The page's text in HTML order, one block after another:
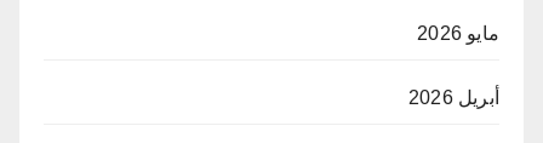
مايو 2026
أبريل 2026